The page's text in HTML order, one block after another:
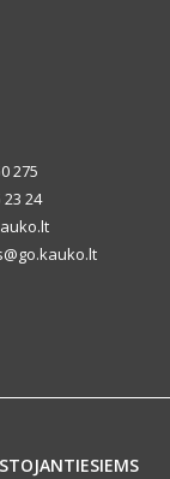
275
23 24
STOJANTIESIEMS